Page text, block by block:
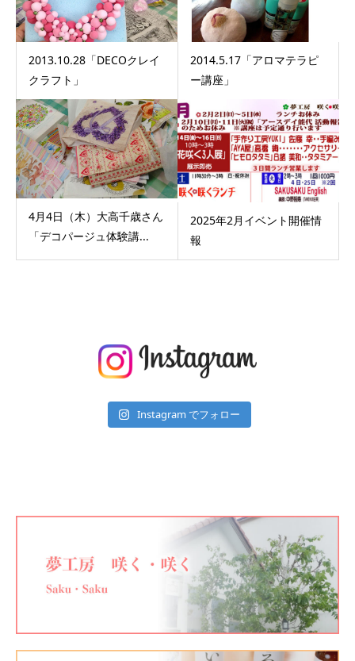
2013.10.28「DECOクレイ
クラフト」
2014.5.17「アロマテラピ
ー講座」
4月4日（木）大高千歳さん
「デコパージュ体験講...
2025年2月イベント開催情
報
Instagram でフォロー